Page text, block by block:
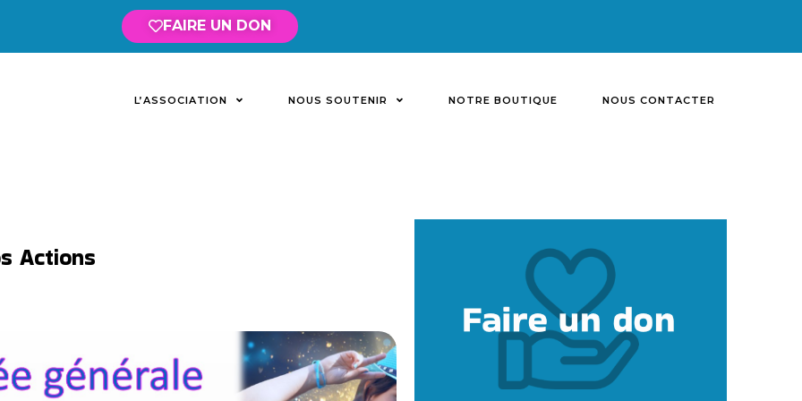
FAIRE UN DON
L’ASSOCIATION NOUS SOUTENIR NOTRE BOUTIQUE NOUS CONTACTER
Actions